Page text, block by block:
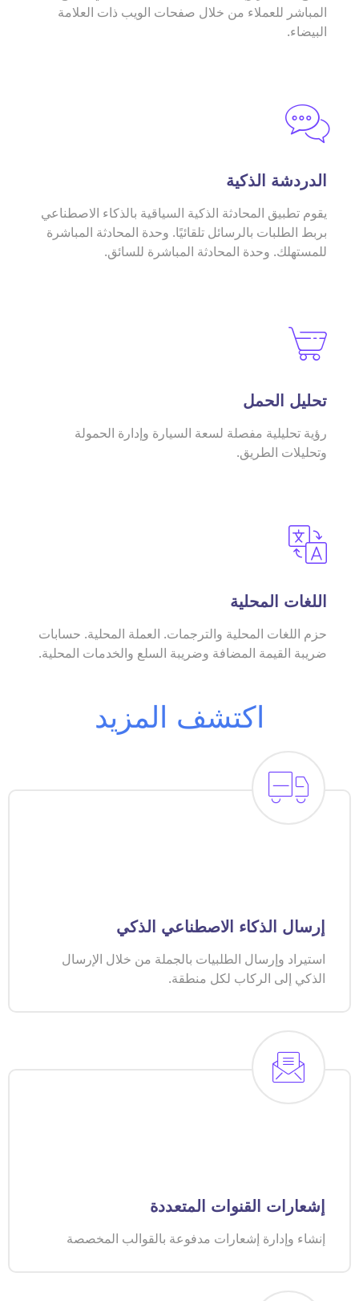
المباشر للعملاء من خلال صفحات الويب ذات العلامة
البيضاء.
الدردشة الذكية
يقوم تطبيق المحادثة الذكية السياقية بالذكاء الاصطناعي
بربط الطلبات بالرسائل تلقائيًا. وحدة المحادثة المباشرة
للمستهلك. وحدة المحادثة المباشرة للسائق.
تحليل الحمل
رؤية تحليلية مفصلة لسعة السيارة وإدارة الحمولة
وتحليلات الطريق.
اللغات المحلية
حزم اللغات المحلية والترجمات. العملة المحلية. حسابات
ضريبة القيمة المضافة وضريبة السلع والخدمات المحلية.
اكتشف المزيد
إرسال الذكاء الاصطناعي الذكي
استيراد وإرسال الطلبيات بالجملة من خلال الإرسال
الذكي إلى الركاب لكل منطقة.
إشعارات القنوات المتعددة
إنشاء وإدارة إشعارات مدفوعة بالقوالب المخصصة